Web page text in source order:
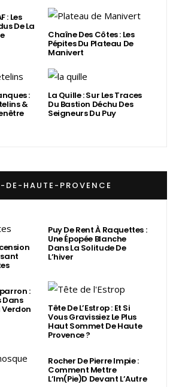
: Les
De La
Chaîne Des Côtes : Les
Pépites Du Plateau De
Manivert
:
&
La Quille : Sur Les Traces
Du Bastion Déchu Des
Seigneurs Du Puy
DE-HAUTE-PROVENCE
Puy De Rent À Raquettes :
Une Épopée Blanche
Dans La Solitude De
L’hiver
:
Dans
Verdon Tête De L’Estrop : Et Si
Vous Gravissiez Le Plus
Haut Sommet De Haute
Provence ?
Rocher De Pierre Impie :
Comment Mettre
L’Im(Pie)d Devant L’Autre